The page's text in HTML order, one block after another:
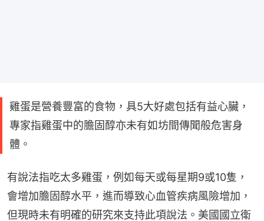
雞蛋是營養豐富的食物，具5大好處包括有益心臟，
專家指雞蛋中的膽固醇亦未有如坊間傳聞般危害身
體。
有說法指吃太多雞蛋，例如每天或每星期9或10隻，
會增加膽固醇水平，進而導致心血管疾病風險增加，
但現時未有明確的研究來支持此項說法。美國國立衛